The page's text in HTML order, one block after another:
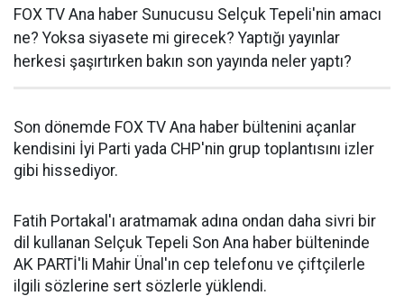
FOX TV Ana haber Sunucusu Selçuk Tepeli'nin amacı
ne? Yoksa siyasete mi girecek? Yaptığı yayınlar
herkesi şaşırtırken bakın son yayında neler yaptı?
Son dönemde FOX TV Ana haber bültenini açanlar
kendisini İyi Parti yada CHP'nin grup toplantısını izler
gibi hissediyor.
Fatih Portakal'ı aratmamak adına ondan daha sivri bir
dil kullanan Selçuk Tepeli Son Ana haber bülteninde
AK PARTİ'li Mahir Ünal'ın cep telefonu ve çiftçilerle
ilgili sözlerine sert sözlerle yüklendi.